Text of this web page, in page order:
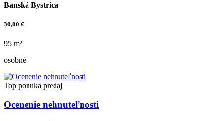
Banská Bystrica
30,00 €
95 m²
osobné
Top ponuka predaj
Ocenenie nehnuteľnosti